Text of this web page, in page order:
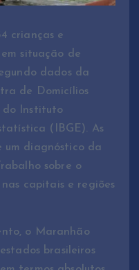
crianças e
situação de
dados da
de Domicílios
do Instituto
(IBGE). As
diagnóstico da
sobre o
capitais e regiões
o Maranhão
brasileiros